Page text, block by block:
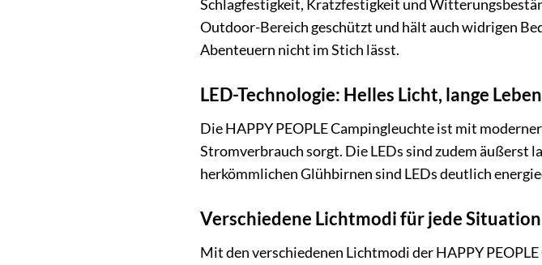
Schlagfestigkeit, Kratzfestigkeit und
Outdoor-Bereich geschützt und hält auch widrigen
Abenteuern nicht im Stich lässt.
LED-Technologie: Helles Licht, lange
Die HAPPY PEOPLE Campingleuchte ist mit
Stromverbrauch sorgt. Die LEDs sind zudem äußerst
herkömmlichen Glühbirnen sind LEDs deutlich
Verschiedene Lichtmodi für jede Situation
Mit den verschiedenen Lichtmodi der HAPPY